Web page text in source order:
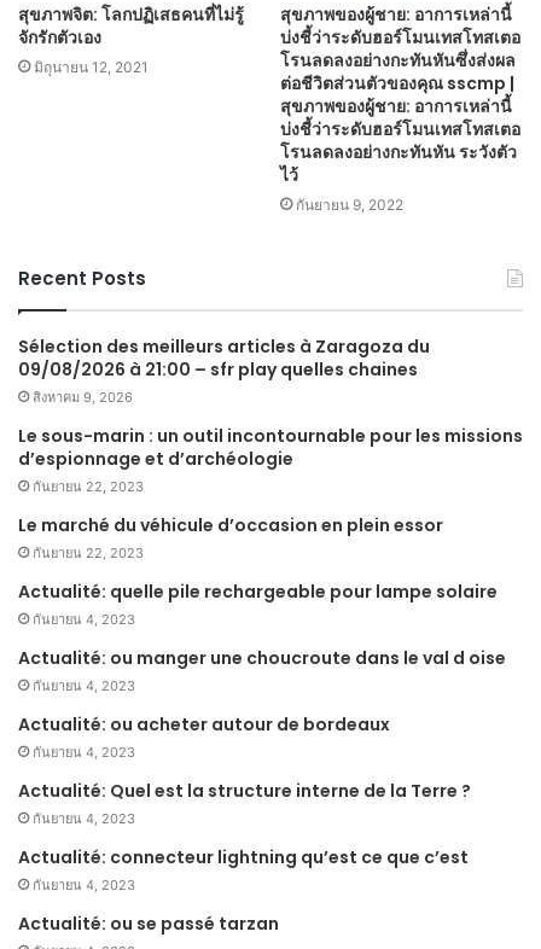
สุขภาพจิต: โลกปฏิเสธคนที่ไม่รู้
จักรักตัวเอง
มิถุนายน 12, 2021
สุขภาพของผู้ชาย: อาการเหล่านี้
บ่งชี้ว่าระดับฮอร์โมนเทสโทสเตอ
โรนลดลงอย่างกะทันหันซึ่งส่งผล
ต่อชีวิตส่วนตัวของคุณ sscmp |
สุขภาพของผู้ชาย: อาการเหล่านี้
บ่งชี้ว่าระดับฮอร์โมนเทสโทสเตอ
โรนลดลงอย่างกะทันหัน ระวังตัว
ไว้
กันยายน 9, 2022
Recent Posts
Sélection des meilleurs articles à Zaragoza du
09/08/2026 à 21:00 – sfr play quelles chaines
สิงหาคม 9, 2026
Le sous-marin : un outil incontournable pour les missions
d’espionnage et d’archéologie
กันยายน 22, 2023
Le marché du véhicule d’occasion en plein essor
กันยายน 22, 2023
Actualité: quelle pile rechargeable pour lampe solaire
กันยายน 4, 2023
Actualité: ou manger une choucroute dans le val d oise
กันยายน 4, 2023
Actualité: ou acheter autour de bordeaux
กันยายน 4, 2023
Actualité: Quel est la structure interne de la Terre ?
กันยายน 4, 2023
Actualité: connecteur lightning qu’est ce que c’est
กันยายน 4, 2023
Actualité: ou se passé tarzan